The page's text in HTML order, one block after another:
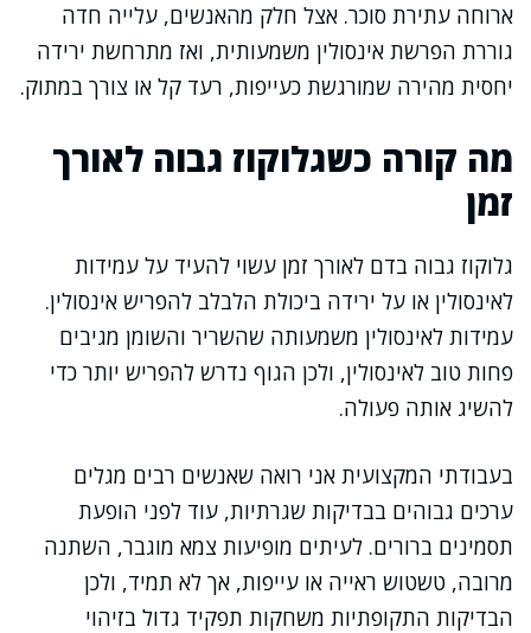
ארוחה עתירת סוכר. אצל חלק מהאנשים, עלייה חדה
גוררת הפרשת אינסולין משמעותית, ואז מתרחשת ירידה
יחסית מהירה שמורגשת כעייפות, רעד קל או צורך במתוק.
מה קורה כשגלוקוז גבוה לאורך
זמן
גלוקוז גבוה בדם לאורך זמן עשוי להעיד על עמידות
לאינסולין או על ירידה ביכולת הלבלב להפריש אינסולין.
עמידות לאינסולין משמעותה שהשריר והשומן מגיבים
פחות טוב לאינסולין, ולכן הגוף נדרש להפריש יותר כדי
להשיג אותה פעולה.
בעבודתי המקצועית אני רואה שאנשים רבים מגלים
ערכים גבוהים בבדיקות שגרתיות, עוד לפני הופעת
תסמינים ברורים. לעיתים מופיעות צמא מוגבר, השתנה
מרובה, טשטוש ראייה או עייפות, אך לא תמיד, ולכן
הבדיקות התקופתיות משחקות תפקיד גדול בזיהוי